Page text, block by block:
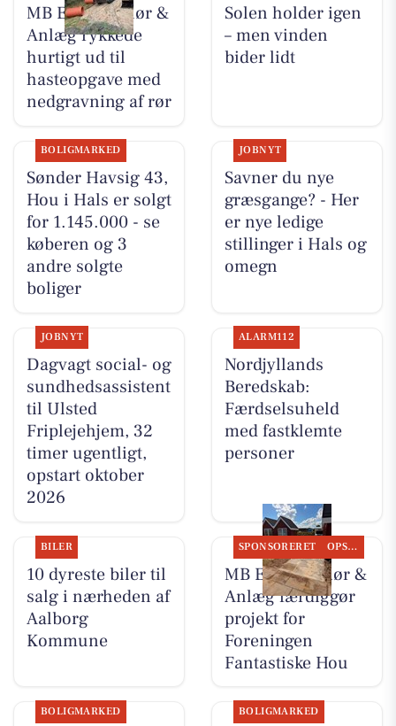
MB Entreprenør &
Anlæg rykkede
hurtigt ud til
hasteopgave med
nedgravning af rør
Solen holder igen
– men vinden
bider lidt
BOLIGMARKED
Sønder Havsig 43,
Hou i Hals er solgt
for 1.145.000 - se
køberen og 3
andre solgte
boliger
JOBNYT
Savner du nye
græsgange? - Her
er nye ledige
stillinger i Hals og
omegn
JOBNYT
Dagvagt social- og
sundhedsassistent
til Ulsted
Friplejehjem, 32
timer ugentligt,
opstart oktober
2026
ALARM112
Nordjyllands
Beredskab:
Færdselsuheld
med fastklemte
personer
BILER
10 dyreste biler til
salg i nærheden af
Aalborg
Kommune
SPONSORERET OPSLAGSTAVLEN
MB Entreprenør &
Anlæg færdiggør
projekt for
Foreningen
Fantastiske Hou
BOLIGMARKED BOLIGMARKED